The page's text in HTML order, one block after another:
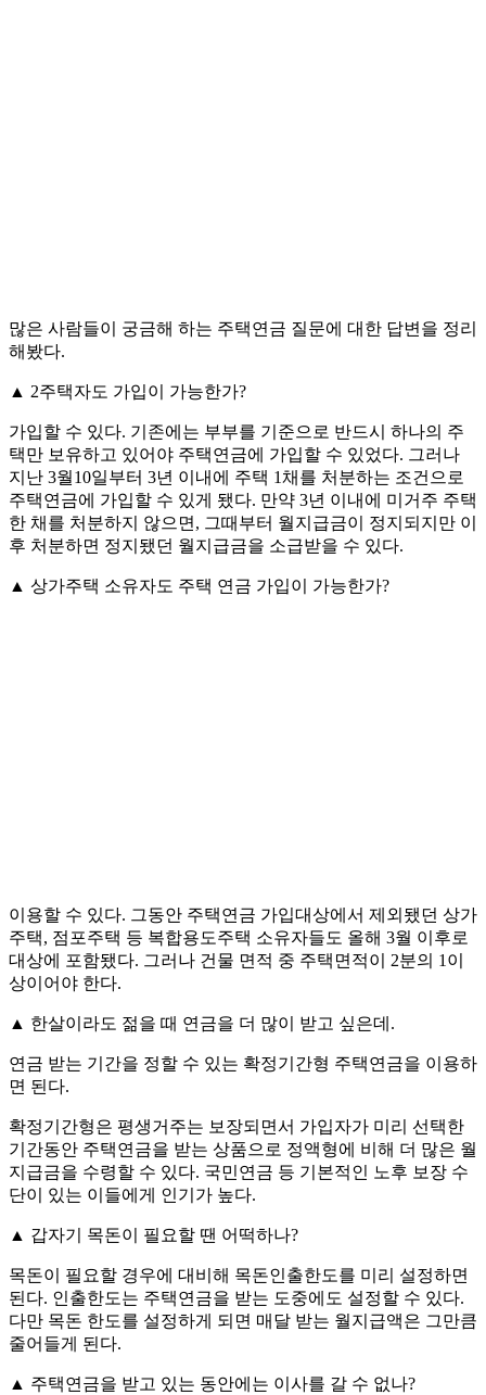
많은 사람들이 궁금해 하는 주택연금 질문에 대한 답변을 정리
해봤다.
▲ 2주택자도 가입이 가능한가?
가입할 수 있다. 기존에는 부부를 기준으로 반드시 하나의 주
택만 보유하고 있어야 주택연금에 가입할 수 있었다. 그러나
지난 3월10일부터 3년 이내에 주택 1채를 처분하는 조건으로
주택연금에 가입할 수 있게 됐다. 만약 3년 이내에 미거주 주택
한 채를 처분하지 않으면, 그때부터 월지급금이 정지되지만 이
후 처분하면 정지됐던 월지급금을 소급받을 수 있다.
▲ 상가주택 소유자도 주택 연금 가입이 가능한가?
이용할 수 있다. 그동안 주택연금 가입대상에서 제외됐던 상가
주택, 점포주택 등 복합용도주택 소유자들도 올해 3월 이후로
대상에 포함됐다. 그러나 건물 면적 중 주택면적이 2분의 1이
상이어야 한다.
▲ 한살이라도 젊을 때 연금을 더 많이 받고 싶은데.
연금 받는 기간을 정할 수 있는 확정기간형 주택연금을 이용하
면 된다.
확정기간형은 평생거주는 보장되면서 가입자가 미리 선택한
기간동안 주택연금을 받는 상품으로 정액형에 비해 더 많은 월
지급금을 수령할 수 있다. 국민연금 등 기본적인 노후 보장 수
단이 있는 이들에게 인기가 높다.
▲ 갑자기 목돈이 필요할 땐 어떡하나?
목돈이 필요할 경우에 대비해 목돈인출한도를 미리 설정하면
된다. 인출한도는 주택연금을 받는 도중에도 설정할 수 있다.
다만 목돈 한도를 설정하게 되면 매달 받는 월지급액은 그만큼
줄어들게 된다.
▲ 주택연금을 받고 있는 동안에는 이사를 갈 수 없나?